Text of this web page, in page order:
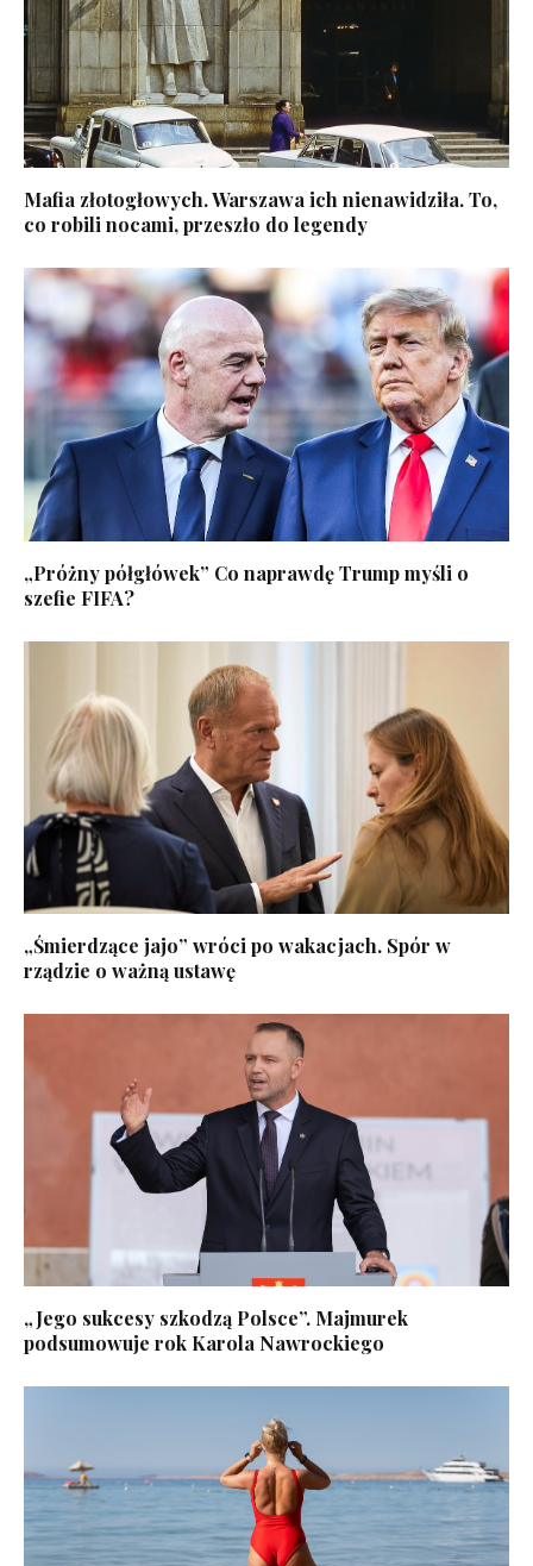
Mafia złotogłowych. Warszawa ich nienawidziła. To,
co robili nocami, przeszło do legendy
„Próżny półgłówek” Co naprawdę Trump myśli o
szefie FIFA?
„Śmierdzące jajo” wróci po wakacjach. Spór w
rządzie o ważną ustawę
„Jego sukcesy szkodzą Polsce”. Majmurek
podsumowuje rok Karola Nawrockiego